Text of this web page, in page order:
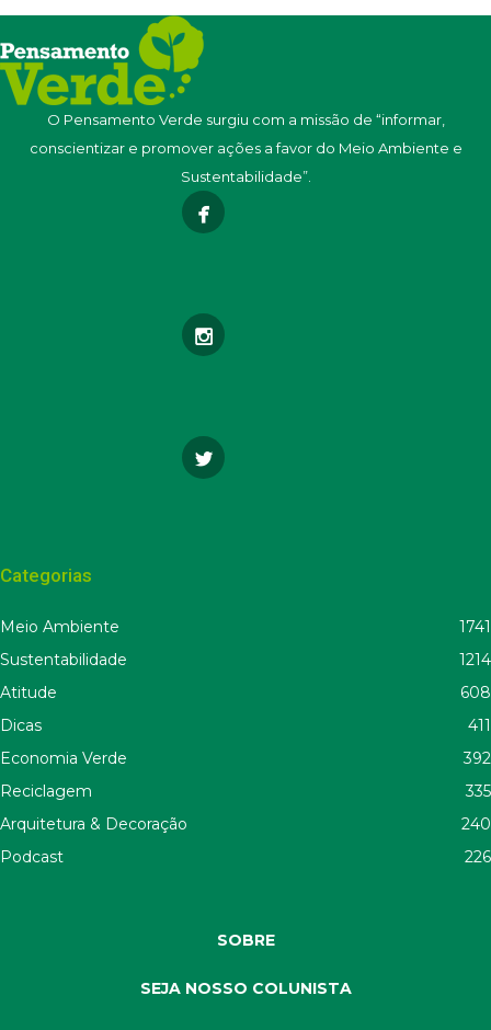
O Pensamento Verde surgiu com a missão de “informar,
conscientizar e promover ações a favor do Meio Ambiente e
Sustentabilidade”.
Categorias
Meio Ambiente
1741
Sustentabilidade
1214
Atitude
608
Dicas
411
Economia Verde
392
Reciclagem
335
Arquitetura & Decoração
240
Podcast
226
SOBRE
SEJA NOSSO COLUNISTA